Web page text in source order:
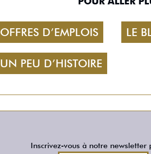
OFFRES D’EMPLOIS LE
UN PEU D’HISTOIRE
Inscrivez-vous à notre